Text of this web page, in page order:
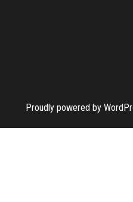
Proudly powered by